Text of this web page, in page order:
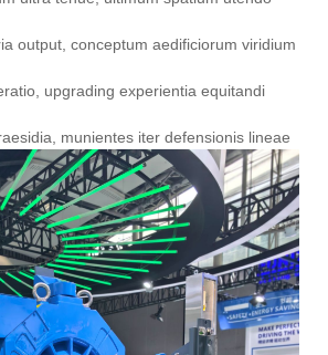
output, conceptum aedificiorum viridium
upgrading experientia equitandi
munientes iter defensionis lineae